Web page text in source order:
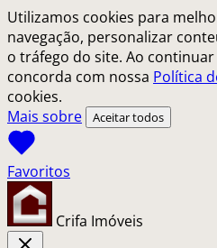
Utilizamos cookies para
navegação, personalizar
o tráfego do site. Ao
concorda com nossa Política
cookies.
Mais sobre
Aceitar todos
Crifa Imóveis